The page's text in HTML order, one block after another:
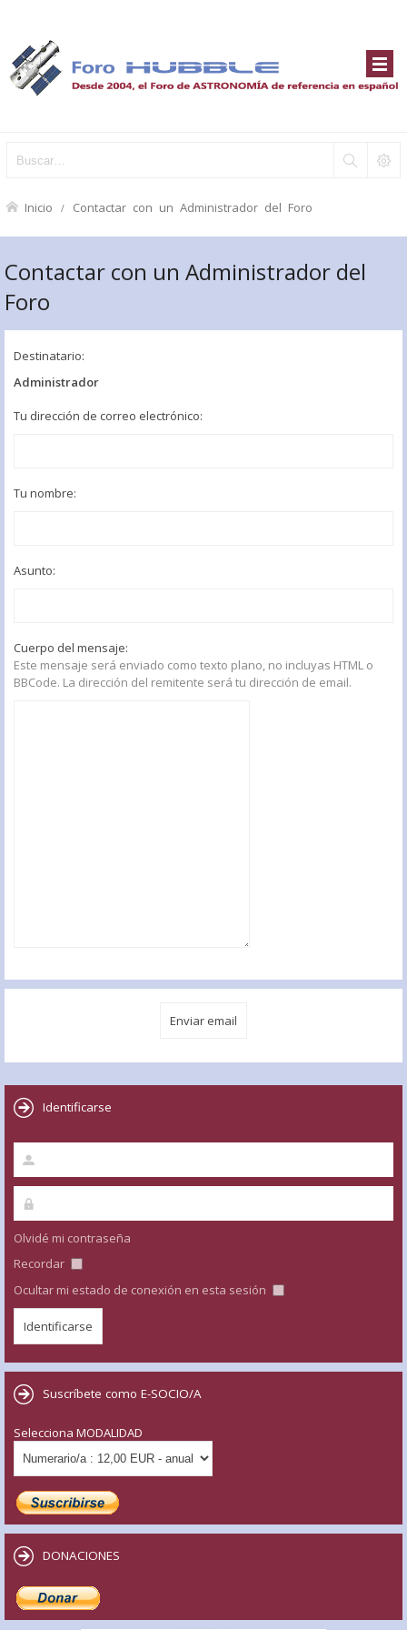
Inicio Contactar con un Administrador del Foro
Contactar con un Administrador del
Foro
Destinatario:
Administrador
Tu dirección de correo electrónico:
Tu nombre:
Asunto:
Cuerpo del mensaje:
Este mensaje será enviado como texto plano, no incluyas HTML o
BBCode. La dirección del remitente será tu dirección de email.
Identificarse
Olvidé mi contraseña
Recordar
Ocultar mi estado de conexión en esta sesión
Suscríbete como E-SOCIO/A
Selecciona MODALIDAD
DONACIONES